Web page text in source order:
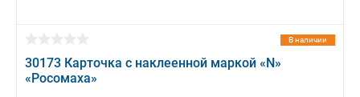
В наличии
30173 Карточка с наклеенной маркой «N»
«Росомаха»